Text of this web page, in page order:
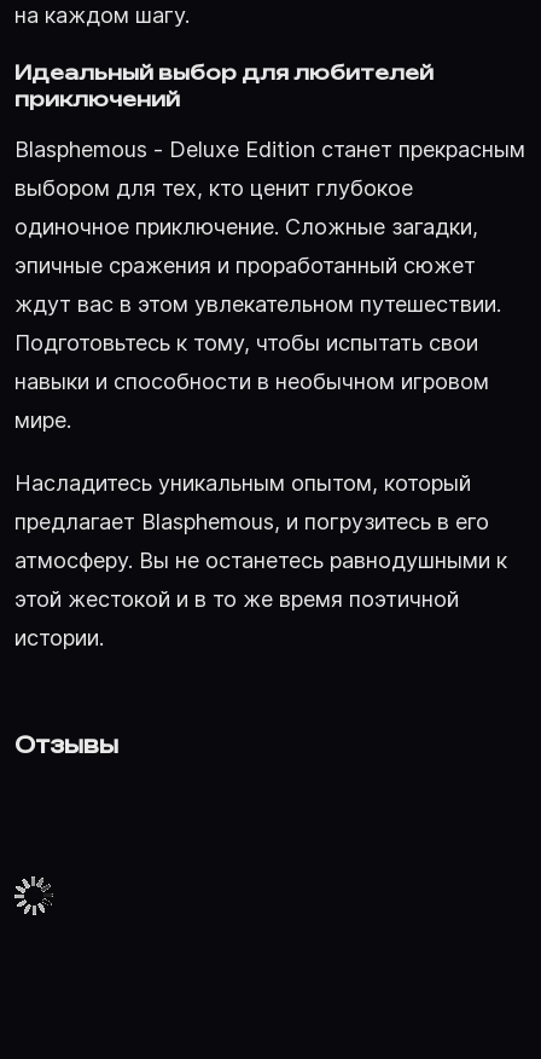
на каждом шагу.
Идеальный выбор для любителей
приключений
Blasphemous - Deluxe Edition станет прекрасным
выбором для тех, кто ценит глубокое
одиночное приключение. Сложные загадки,
эпичные сражения и проработанный сюжет
ждут вас в этом увлекательном путешествии.
Подготовьтесь к тому, чтобы испытать свои
навыки и способности в необычном игровом
мире.
Насладитесь уникальным опытом, который
предлагает Blasphemous, и погрузитесь в его
атмосферу. Вы не останетесь равнодушными к
этой жестокой и в то же время поэтичной
истории.
Отзывы